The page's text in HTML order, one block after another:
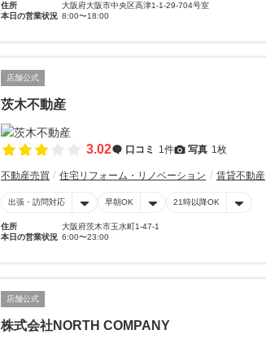
住所
大阪府大阪市中央区高津1-1-29-704号室
本日の営業状況 8:00〜18:00
店舗公式
茨木不動産
3.02 口コミ 1件 写真 1枚
不動産売買 住宅リフォーム・リノベーション 賃貸不動産
出張・訪問対応 早朝OK 21時以降OK
住所
大阪府茨木市玉水町1-47-1
本日の営業状況 6:00〜23:00
店舗公式
株式会社NORTH COMPANY